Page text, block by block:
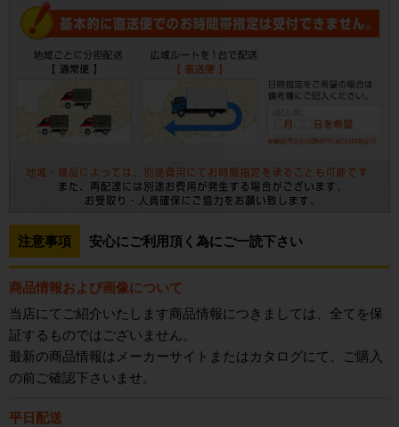
注意事項 安心にご利用頂く為にご一読下さい
商品情報および画像について
当店にてご紹介いたします商品情報につきましては、全てを保
証するものではございません。
最新の商品情報はメーカーサイトまたはカタログにて、ご購入
の前ご確認下さいませ。
平日配送